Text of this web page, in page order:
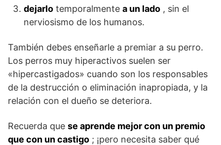
dejarlo temporalmente a un lado , sin el
nerviosismo de los humanos.
También debes enseñarle a premiar a su perro.
Los perros muy hiperactivos suelen ser
«hipercastigados» cuando son los responsables
de la destrucción o eliminación inapropiada, y la
relación con el dueño se deteriora.
Recuerda que se aprende mejor con un premio
que con un castigo ; ¡pero necesita saber qué